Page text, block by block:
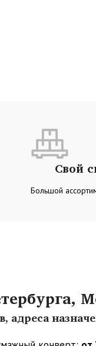
Свой
Большой
адреса